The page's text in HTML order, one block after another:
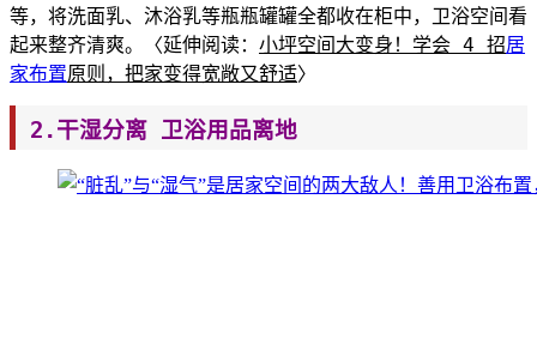
等，将洗面乳、沐浴乳等瓶瓶罐罐全都收在柜中，卫浴空间看
起来整齐清爽。〈延伸阅读： 小坪空间大变身！学会 4 招居
家布置原则，把家变得宽敞又舒适〉
2.干湿分离 卫浴用品离地